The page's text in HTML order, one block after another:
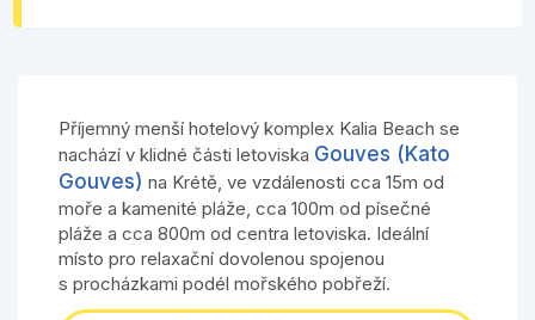
Příjemný menší hotelový komplex Kalia Beach se
nachází v klidné části letoviska Gouves (Kato
Gouves) na Krétě, ve vzdálenosti cca 15m od
moře a kamenité pláže, cca 100m od písečné
pláže a cca 800m od centra letoviska. Ideální
místo pro relaxační dovolenou spojenou
s procházkami podél mořského pobřeží.